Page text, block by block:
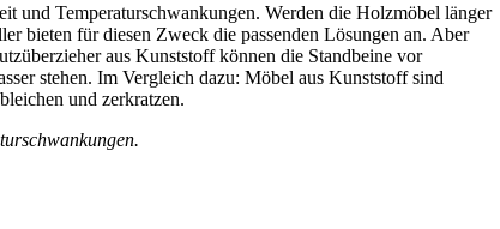
und Temperaturschwankungen. Werden die Holzmöbel länger
bieten für diesen Zweck die passenden Lösungen an. Aber
aus Kunststoff können die Standbeine vor
stehen. Im Vergleich dazu: Möbel aus Kunststoff sind
und zerkratzen.